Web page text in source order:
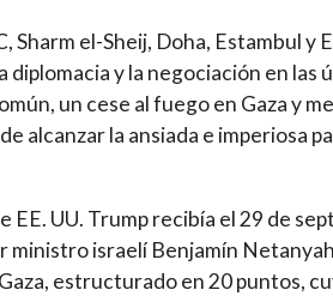
Sharm el-Sheij, Doha, Estambul y
diplomacia y la negociación en las
un cese al fuego en Gaza y
alcanzar la ansiada e imperiosa
EE. UU. Trump recibía el 29 de
ministro israelí Benjamín
estructurado en 20 puntos,